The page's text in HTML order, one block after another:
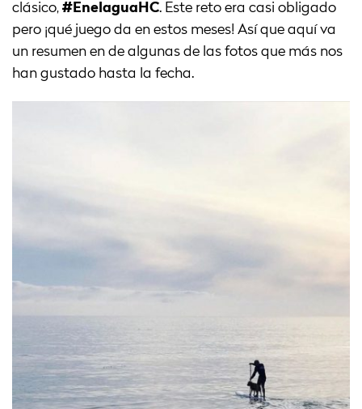
clásico, #EnelaguaHC. Este reto era casi obligado
pero ¡qué juego da en estos meses! Así que aquí va
un resumen en de algunas de las fotos que más nos
han gustado hasta la fecha.